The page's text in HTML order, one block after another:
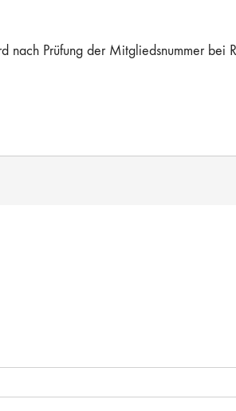
Prüfung der Mitgliedsnummer bei